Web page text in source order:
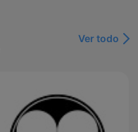
Ver todo